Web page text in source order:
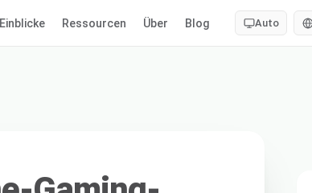
Einblicke Ressourcen Über Blog Auto